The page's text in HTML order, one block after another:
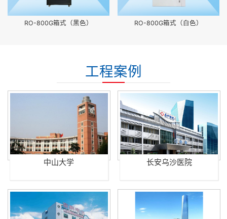
RO-800G箱式（黑色） RO-800G箱式（白色）
工程案例
中山大学 长安乌沙医院